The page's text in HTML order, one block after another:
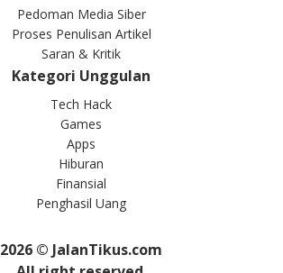
Pedoman Media Siber
Proses Penulisan Artikel
Saran & Kritik
Kategori Unggulan
Tech Hack
Games
Apps
Hiburan
Finansial
Penghasil Uang
2026 © JalanTikus.com